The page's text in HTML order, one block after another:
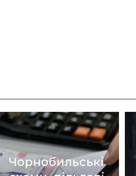
Чорнобильські